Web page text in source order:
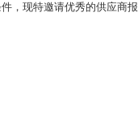
，现特邀请优秀的供应商报